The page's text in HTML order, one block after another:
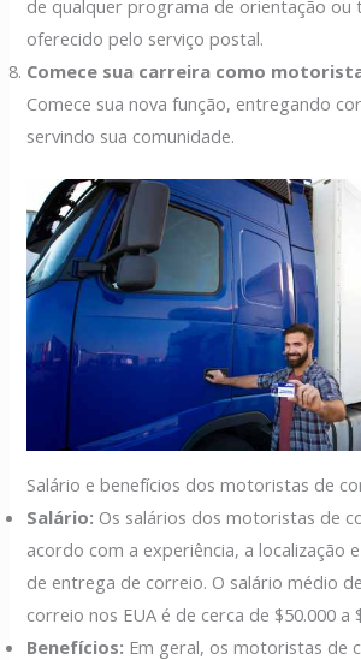
de qualquer programa de orientação ou
oferecido pelo serviço postal.
Comece sua carreira como
Comece sua nova função, entregando
servindo sua comunidade.
Salário e benefícios dos motoristas de
Salário: Os salários dos motoristas de
acordo com a experiência, a localização
de entrega de correio. O salário médio
correio nos EUA é de cerca de $50.000 a
Benefícios: Em geral, os motoristas de